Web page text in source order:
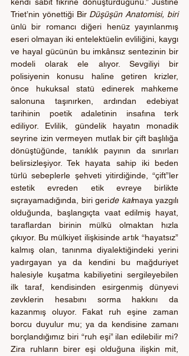
kendi sabit fikrine dönüştürdüğünü.” Justine
Triet’nin yönettiği Bir Düşüşün Anatomisi, biri
ünlü bir romancı diğeri henüz yayınlanmış
eseri olmayan iki entelektüelin evliliğini, kaygı
ve hayal gücünün bu imkânsız sentezinin bir
modeli olarak ele alıyor. Sevgiliyi bir
polisiyenin konusu haline getiren krizler,
önce hukuksal statü edinerek mahkeme
salonuna taşınırken, ardından edebiyat
tarihinin poetik adaletinin insafına terk
ediliyor. Evlilik, gündelik hayatın monadik
seyrine izin vermeyen mutlak bir çift başlılığa
dönüştüğünde, tanıklık payının da sınırları
belirsizleşiyor. Tek hayata sahip iki beden
türlü sebeplerle şehveti yitirdiğinde, “çift”ler
estetik evreden etik evreye birlikte
sıçrayamadığında, biri geride kalmaya yazgılı
olduğunda, başlangıçta vaat edilmiş hayat,
taraflardan birinin mülkü olmaktan hızla
çıkıyor. Bu mülkiyet ilişkisinde artık “hayatsız”
kalmış olan, tanınma diyalektiğindeki yerini
yadırgayan ya da kendini bu mağduriyet
halesiyle kuşatma kabiliyetini sergileyebilen
ilk taraf, kendisinden esirgenmiş dünyevi
zevklerin hesabını sorma hakkını da
kazanmış oluyor. Fakat ruh eşine zaman
borcu duyulur mu; ya da kendisine zamanı
borçlandığımız biri “ruh eşi” ilan edilebilir mi?
Zira ruhların birer eşi olduğuna ilişkin mit,